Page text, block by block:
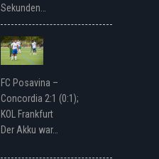
Sekunden…
FC Posavina –
Concordia 2:1 (0:1);
KOL Frankfurt
Der Akku war…